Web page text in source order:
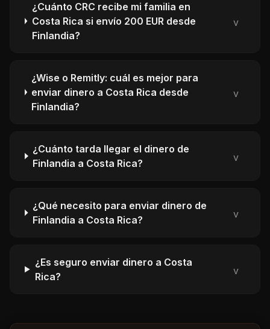
¿Cuánto CRC recibe mi familia en
Costa Rica si envío 200 EUR desde
Finlandia?
v
¿Wise o Remitly: cuál es mejor para
enviar dinero a Costa Rica desde
Finlandia?
v
¿Cuánto tarda llegar el dinero de
Finlandia a Costa Rica?
v
¿Qué necesito para enviar dinero de
Finlandia a Costa Rica?
v
¿Es seguro enviar dinero a Costa
Rica?
v